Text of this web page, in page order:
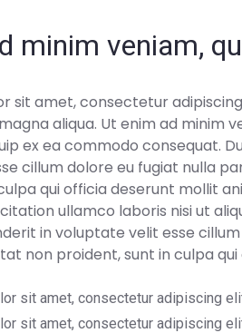
minim veniam,
sit amet, consectetur
aliqua. Ut enim ad minim
ex ea commodo consequat.
cillum dolore eu fugiat nulla
qui officia deserunt mollit
ullamco laboris nisi ut
in voluptate velit esse
non proident, sunt in culpa
sit amet, consectetur adipiscing
sit amet, consectetur adipiscing